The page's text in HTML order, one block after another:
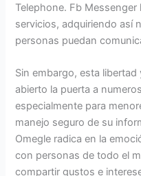
Telephone. Fb
servicios, adquiriendo así
personas puedan
Sin embargo, esta
abierto la puerta a
especialmente para
manejo seguro de su
Omegle radica en la
con personas de todo el
compartir gustos e